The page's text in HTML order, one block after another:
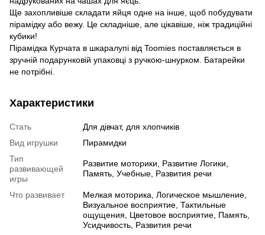
Ще захопливіше складати яйця одне на інше, щоб побудувати
пірамідку або вежу. Це складніше, але цікавіше, ніж традиційні
кубики!
Пірамідка Курчата в шкаралупі від Toomies поставляється в
зручній подарунковій упаковці з ручкою-шнурком. Батарейки
не потрібні.
Характеристики
Стать
Для дівчат, для хлопчиків
Вид игрушки
Пирамидки
Тип
развивающей
игры
Развитие моторики, Развитие Логики,
Память, Учебные, Развития речи
Что развивает
Мелкая моторика, Логическое мышление,
Визуальное восприятие, Тактильные
ощущения, Цветовое восприятие, Память,
Усидчивость, Развития речи